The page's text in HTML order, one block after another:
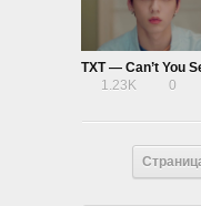
1.23K
0